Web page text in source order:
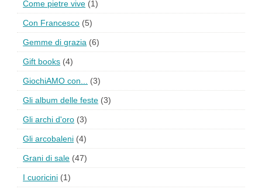
Come pietre vive (1)
Con Francesco (5)
Gemme di grazia (6)
Gift books (4)
GiochiAMO con... (3)
Gli album delle feste (3)
Gli archi d'oro (3)
Gli arcobaleni (4)
Grani di sale (47)
I cuoricini (1)